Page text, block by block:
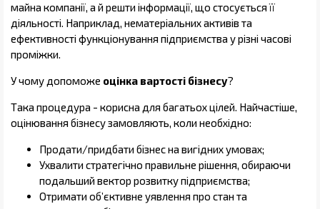
майна компанії, а й решти інформації, що стосується її
діяльності. Наприклад, нематеріальних активів та
ефективності функціонування підприємства у різні часові
проміжки.
У чому допоможе оцінка вартості бізнесу?
Така процедура - корисна для багатьох цілей. Найчастіше,
оцінювання бізнесу замовляють, коли необхідно:
Продати/придбати бізнес на вигідних умовах;
Ухвалити стратегічно правильне рішення, обираючи
подальший вектор розвитку підприємства;
Отримати об’єктивне уявлення про стан та